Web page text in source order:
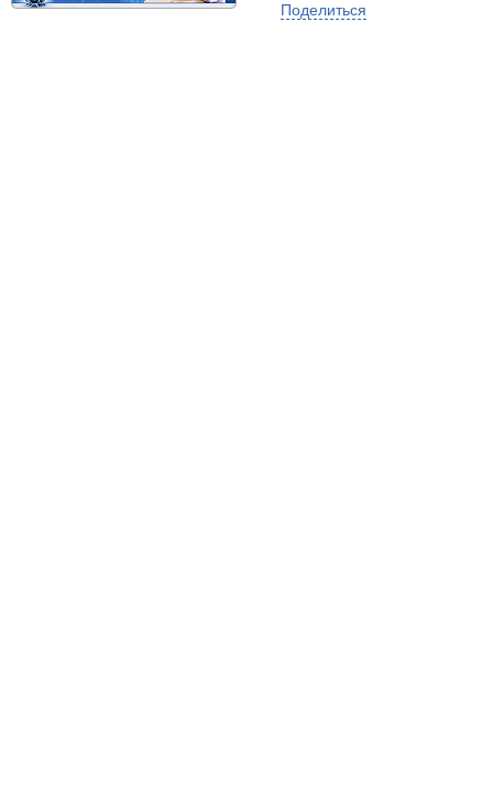
Поделиться